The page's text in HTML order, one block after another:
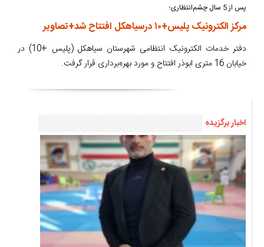
پس از 5 سال چشم‌انتظاری؛
مرکز الکترونیک پلیس+۱۰ درسیاهکل افتتاح شد+تصاویر
دفتر خدمات الکترونیک انتظامی شهرستان سیاهکل (پلیس +10) در
خیابان 16 متری ابوذر افتتاح و مورد بهره‌برداری قرار گرفت.
اخبار برگزیده